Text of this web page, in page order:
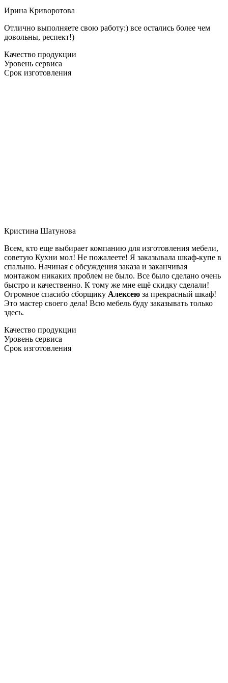
Ирина Криворотова
Отлично выполняете свою работу:) все остались более чем
довольны, респект!)
Качество продукции
Уровень сервиса
Срок изготовления
Кристина Шатунова
Всем, кто еще выбирает компанию для изготовления мебели,
советую Кухни мол! Не пожалеете! Я заказывала шкаф-купе в
спальню. Начиная с обсуждения заказа и заканчивая
монтажом никаких проблем не было. Все было сделано очень
быстро и качественно. К тому же мне ещё скидку сделали!
Огромное спасибо сборщику Алексею за прекрасный шкаф!
Это мастер своего дела! Всю мебель буду заказывать только
здесь.
Качество продукции
Уровень сервиса
Срок изготовления